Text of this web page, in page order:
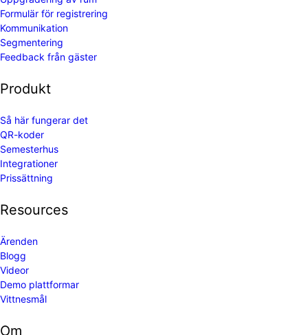
Formulär för registrering
Kommunikation
Segmentering
Feedback från gäster
Produkt
Så här fungerar det
QR-koder
Semesterhus
Integrationer
Prissättning
Resources
Ärenden
Blogg
Videor
Demo plattformar
Vittnesmål
Om